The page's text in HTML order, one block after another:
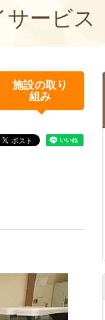
ービス
施設の取り
組み